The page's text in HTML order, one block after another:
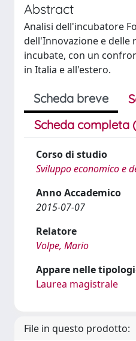
Abstract
Analisi dell'incubatore
dell'Innovazione e delle
incubate, con un
in Italia e all'estero.
Scheda breve
Scheda completa
Corso di studio
Sviluppo economico e
Anno Accademico
2015-07-07
Relatore
Volpe, Mario
Appare nelle
Laurea magistrale
File in questo prodotto: